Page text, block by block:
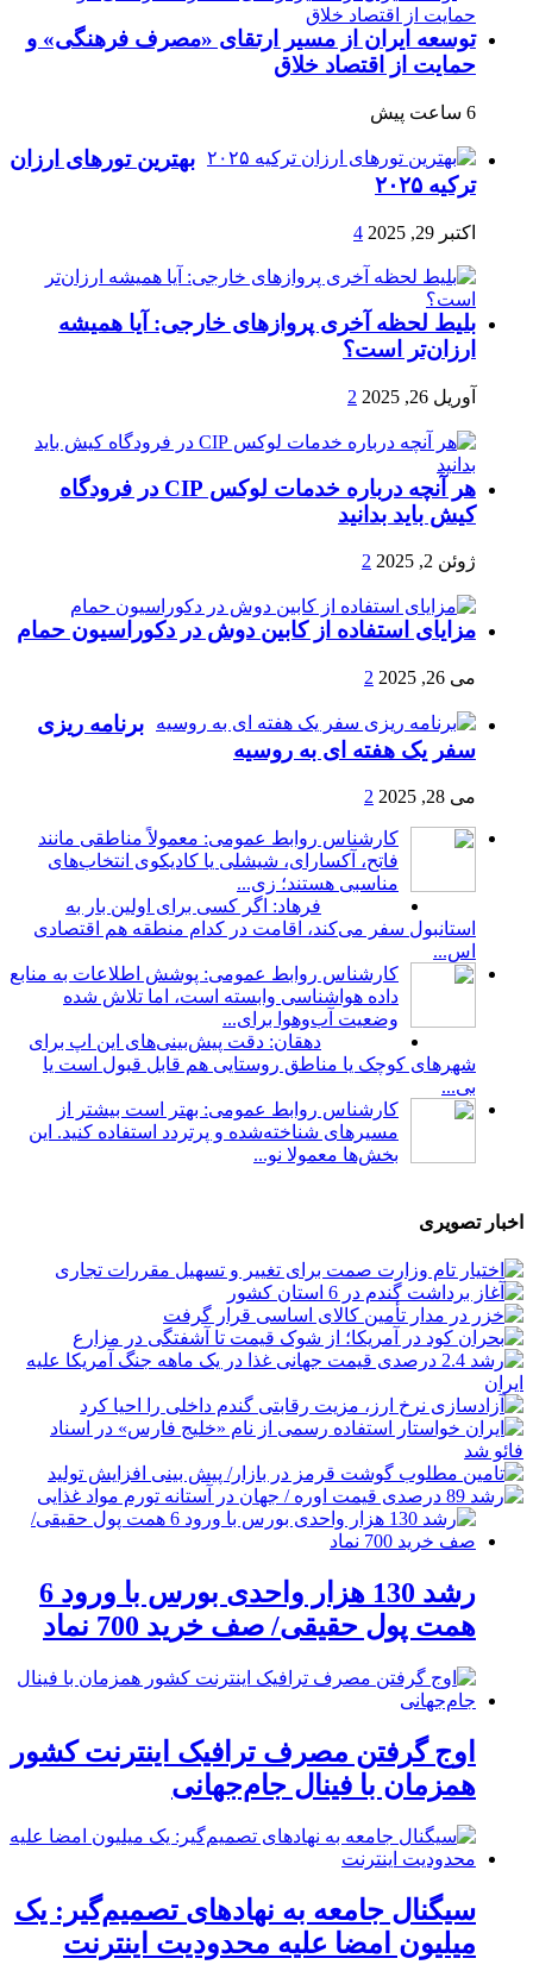
توسعه ایران از مسیر ارتقای «مصرف فرهنگی» و
حمایت از اقتصاد خلاق
6 ساعت پیش
بهترین تورهای ارزان
ترکیه ۲۰۲۵
اکتبر 29, 2025 4
بلیط لحظه آخری پروازهای خارجی: آیا همیشه
ارزان‌تر است؟
آوریل 26, 2025 2
هر آنچه درباره خدمات لوکس CIP در فرودگاه‌
کیش باید بدانید
ژوئن 2, 2025 2
مزایای استفاده از کابین دوش در دکوراسیون حمام
می 26, 2025 2
برنامه ریزی
سفر یک هفته ای به روسیه
می 28, 2025 2
کارشناس روابط عمومی: معمولاً مناطقی مانند
فاتح، آکسارای، شیشلی یا کادیکوی انتخاب‌های
مناسبی هستند؛ زی...
فرهاد: اگر کسی برای اولین بار به
استانبول سفر می‌کند، اقامت در کدام منطقه هم اقتصادی
اس...
کارشناس روابط عمومی: پوشش اطلاعات به منابع
داده هواشناسی وابسته است، اما تلاش شده
وضعیت آب‌وهوا برای...
دهقان: دقت پیش‌بینی‌های این اپ برای
شهرهای کوچک یا مناطق روستایی هم قابل قبول است یا
بی...
کارشناس روابط عمومی: بهتر است بیشتر از
مسیرهای شناخته‌شده و پرتردد استفاده کنید. این
بخش‌ها معمولا نو...
اخبار تصویری
رشد 130 هزار واحدی بورس با ورود 6
همت پول حقیقی/ صف خرید 700 نماد
اوج گرفتن مصرف ترافیک اینترنت کشور
همزمان با فینال جام‌جهانی
سیگنال جامعه به نهادهای تصمیم‌گیر: یک
میلیون امضا علیه محدودیت اینترنت